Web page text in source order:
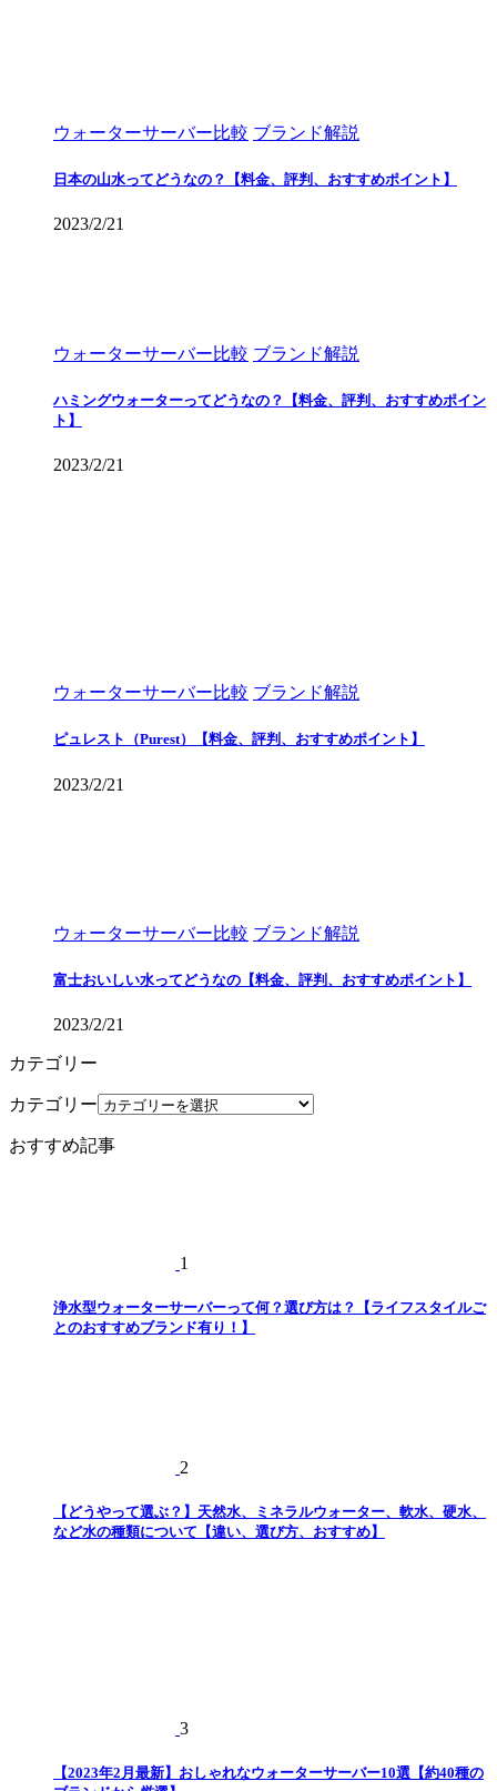
ウォーターサーバー比較 ブランド解説
日本の山水ってどうなの？【料金、評判、おすすめポイント】
2023/2/21
ウォーターサーバー比較 ブランド解説
ハミングウォーターってどうなの？【料金、評判、おすすめポイン
ト】
2023/2/21
ウォーターサーバー比較 ブランド解説
ピュレスト（Purest）【料金、評判、おすすめポイント】
2023/2/21
ウォーターサーバー比較 ブランド解説
富士おいしい水ってどうなの【料金、評判、おすすめポイント】
2023/2/21
カテゴリー
カテゴリー
おすすめ記事
1
浄水型ウォーターサーバーって何？選び方は？【ライフスタイルご
とのおすすめブランド有り！】
2
【どうやって選ぶ？】天然水、ミネラルウォーター、軟水、硬水、
など水の種類について【違い、選び方、おすすめ】
3
【2023年2月最新】おしゃれなウォーターサーバー10選【約40種の